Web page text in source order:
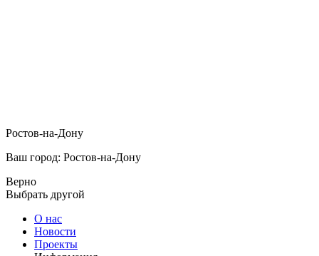
Ростов-на-Дону
Ваш город: Ростов-на-Дону
Верно
Выбрать другой
О нас
Новости
Проекты